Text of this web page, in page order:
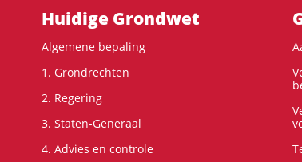
Hoofdnavigatie
Huidige Grondwet
Algemene bepaling
1. Grondrechten
2. Regering
3. Staten-Generaal
4. Advies en controle